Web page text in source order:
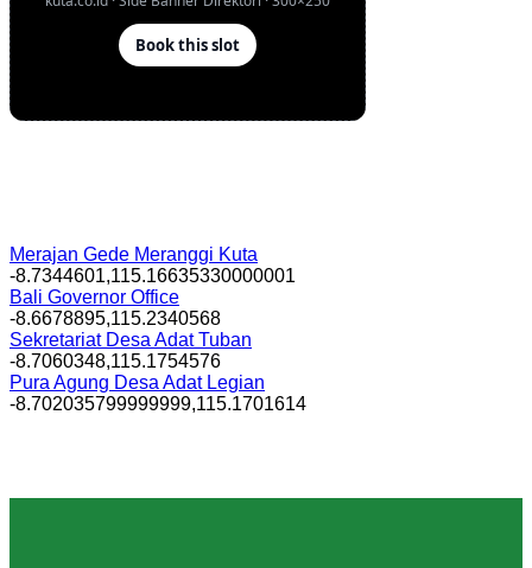
Merajan Gede Meranggi Kuta
-8.7344601,115.16635330000001
Bali Governor Office
-8.6678895,115.2340568
Sekretariat Desa Adat Tuban
-8.7060348,115.1754576
Pura Agung Desa Adat Legian
-8.702035799999999,115.1701614